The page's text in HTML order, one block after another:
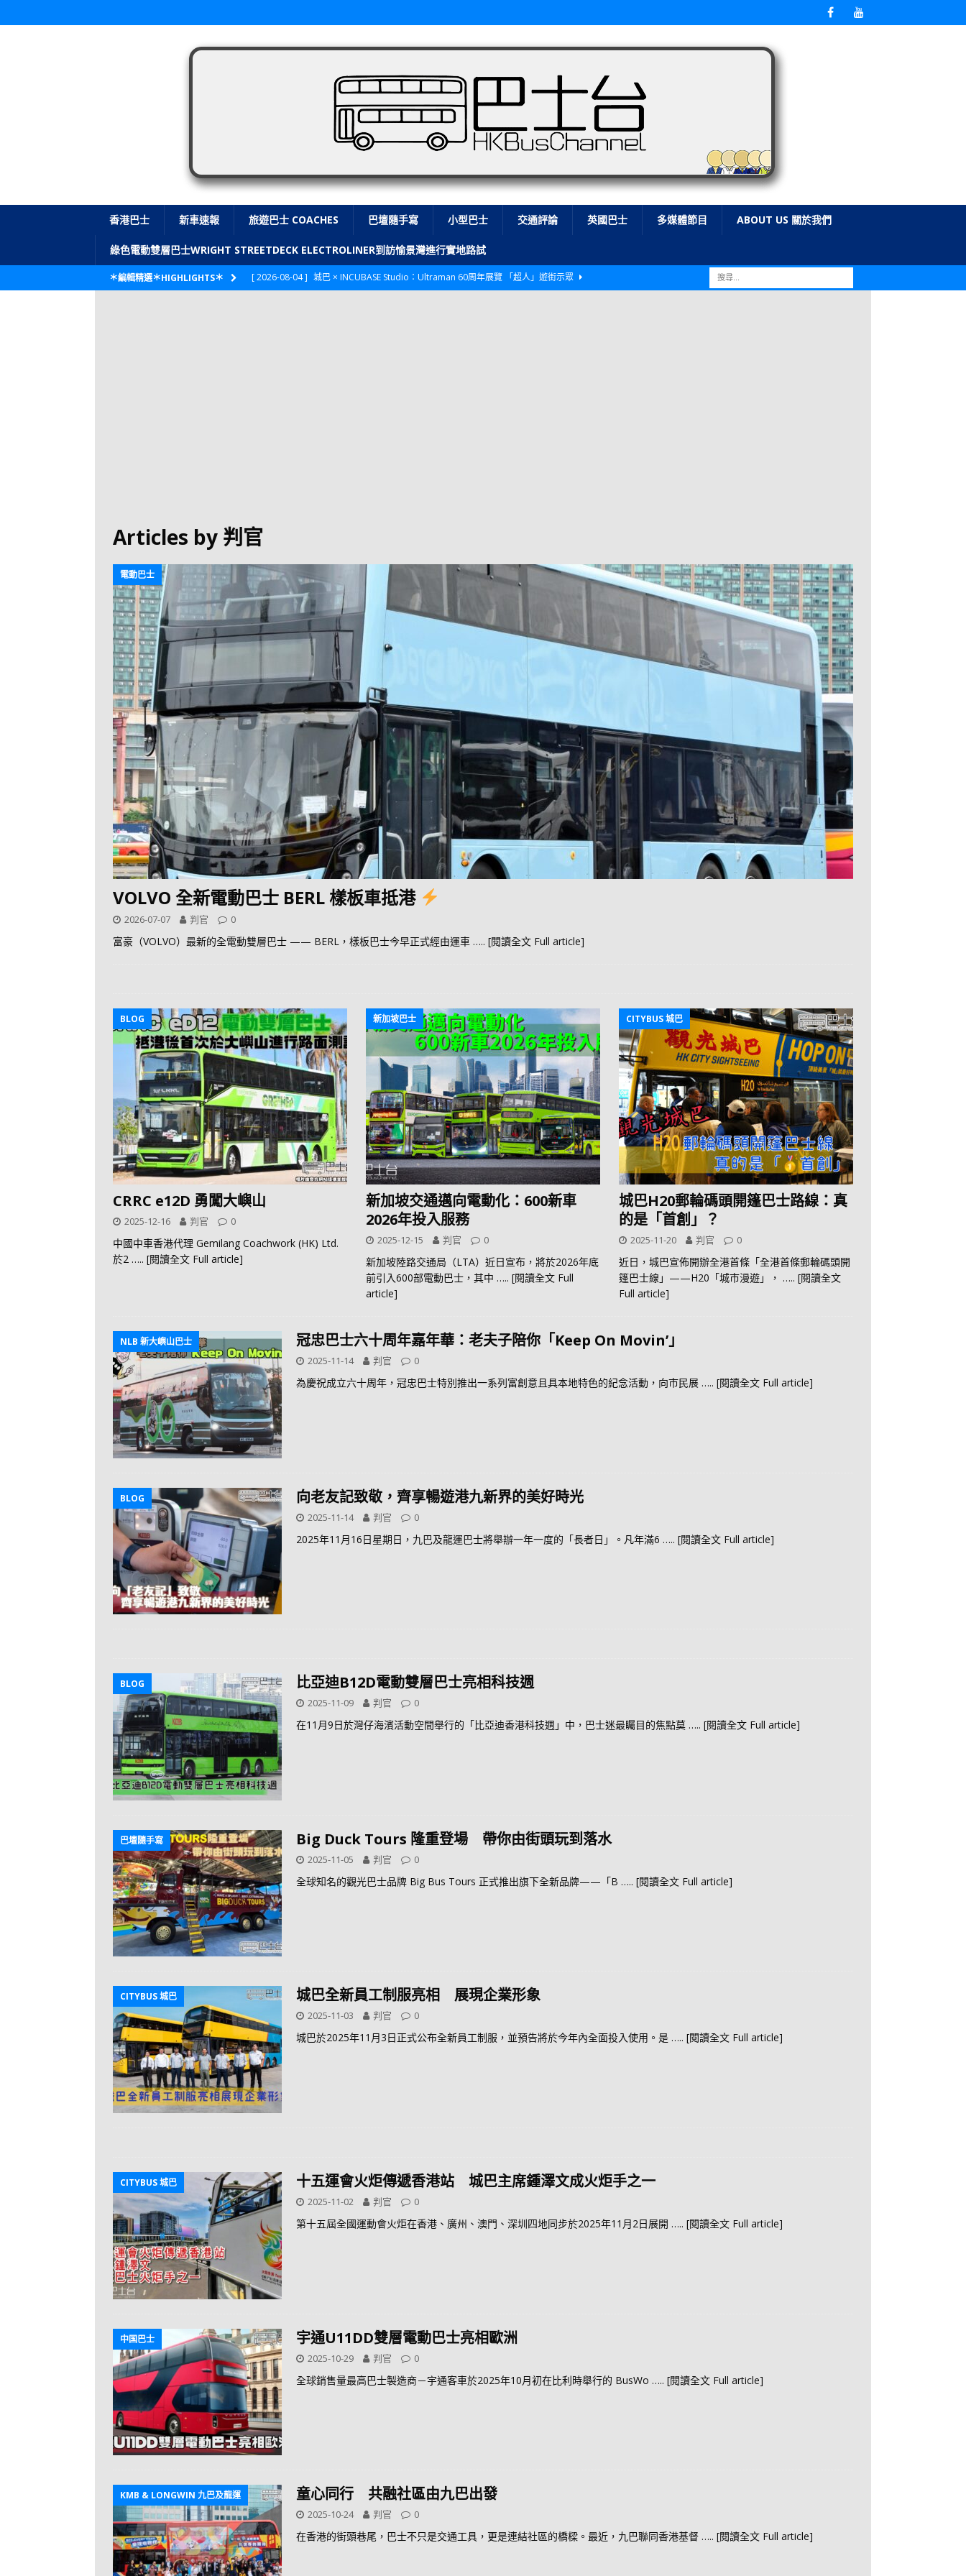
香港巴士 新車速報 旅遊巴士 COACHES 巴壇隨手寫 小型巴士 交通評論 英國巴士 多媒體節目 ABOUT US 關於我們
綠色電動雙層巴士WRIGHT STREETDECK ELECTROLINER到訪愉景灣進行實地路試
＊編輯精選＊HIGHLIGHTS＊ [ 2026-08-04 ] 城巴 × INCUBASE Studio：Ultraman 60周年展覽 「超人」遊街示眾
[ 2026-06-24 ]
[ 2026-06-23 ]
【纜車】昂坪360正式開展20周年慶典 玩轉「日與夜」好時光
MTR 港
鐵
[ 2026-06-22 ] Adidas FIFA 世界盃 The Yard 巴士巡遊
Articles by 判官
電動巴士
VOLVO 全新電動巴士 BERL 樣板車抵港
2026-07-07 判官 0
富豪（VOLVO）最新的全電動雙層巴士 —— BERL，樣板巴士今早正式經由運車 ….. [閱讀全文 Full article]
BLOG
CRRC e12D 勇闖大嶼山
2025-12-16 判官 0
中國中車香港代理 Gemilang Coachwork (HK) Ltd.
於2 ….. [閱讀全文 Full article]
新加坡巴士
新加坡交通邁向電動化：600新車
2026年投入服務
2025-12-15 判官 0
新加坡陸路交通局（LTA）近日宣布，將於2026年底
前引入600部電動巴士，其中 ….. [閱讀全文 Full
article]
CITYBUS 城巴
城巴H20郵輪碼頭開篷巴士路線：真
的是「首創」？
2025-11-20 判官 0
近日，城巴宣佈開辦全港首條「全港首條郵輪碼頭開
篷巴士線」——H20「城市漫遊」， ….. [閱讀全文
Full article]
NLB 新大嶼山巴士 冠忠巴士六十周年嘉年華：老夫子陪你「Keep On Movin’」
2025-11-14 判官 0
為慶祝成立六十周年，冠忠巴士特別推出一系列富創意且具本地特色的紀念活動，向市民展 ….. [閱讀全文 Full article]
BLOG 向老友記致敬，齊享暢遊港九新界的美好時光
2025-11-14 判官 0
2025年11月16日星期日，九巴及龍運巴士將舉辦一年一度的「長者日」。凡年滿6 ….. [閱讀全文 Full article]
BLOG 比亞迪B12D電動雙層巴士亮相科技週
2025-11-09 判官 0
在11月9日於灣仔海濱活動空間舉行的「比亞迪香港科技週」中，巴士迷最矚目的焦點莫 ….. [閱讀全文 Full article]
巴壇隨手寫 Big Duck Tours 隆重登場 帶你由街頭玩到落水
2025-11-05 判官 0
全球知名的觀光巴士品牌 Big Bus Tours 正式推出旗下全新品牌——「B ….. [閱讀全文 Full article]
CITYBUS 城巴 城巴全新員工制服亮相 展現企業形象
2025-11-03 判官 0
城巴於2025年11月3日正式公布全新員工制服，並預告將於今年內全面投入使用。是 ….. [閱讀全文 Full article]
CITYBUS 城巴 十五運會火炬傳遞香港站 城巴主席鍾澤文成火炬手之一
2025-11-02 判官 0
第十五屆全國運動會火炬在香港、廣州、澳門、深圳四地同步於2025年11月2日展開 ….. [閱讀全文 Full article]
中国巴士 宇通U11DD雙層電動巴士亮相歐洲
2025-10-29 判官 0
全球銷售量最高巴士製造商－宇通客車於2025年10月初在比利時舉行的 BusWo ….. [閱讀全文 Full article]
KMB & LONGWIN 九巴及龍運 童心同行 共融社區由九巴出發
2025-10-24 判官 0
在香港的街頭巷尾，巴士不只是交通工具，更是連結社區的橋樑。最近，九巴聯同香港基督 ….. [閱讀全文 Full article]